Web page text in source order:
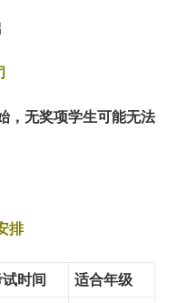
，无奖项学生可能无法
排
时间
适合年级